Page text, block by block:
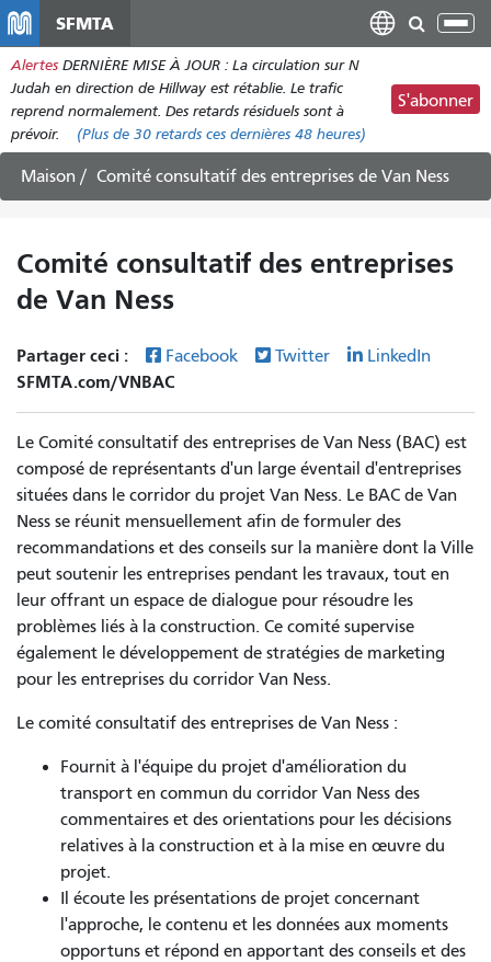
contenu
principal
SFMTA
Alertes DERNIÈRE MISE À JOUR : La circulation sur N
Judah en direction de Hillway est rétablie. Le trafic
reprend normalement. Des retards résiduels sont à
prévoir.
(Plus de 30 retards ces dernières 48 heures)
S'abonner
Maison Comité consultatif des entreprises de Van Ness
Comité consultatif des entreprises
de Van Ness
Partager ceci : Facebook Twitter LinkedIn
SFMTA.com/VNBAC
Le Comité consultatif des entreprises de Van Ness (BAC) est
composé de représentants d'un large éventail d'entreprises
situées dans le corridor du projet Van Ness. Le BAC de Van
Ness se réunit mensuellement afin de formuler des
recommandations et des conseils sur la manière dont la Ville
peut soutenir les entreprises pendant les travaux, tout en
leur offrant un espace de dialogue pour résoudre les
problèmes liés à la construction. Ce comité supervise
également le développement de stratégies de marketing
pour les entreprises du corridor Van Ness.
Le comité consultatif des entreprises de Van Ness :
Fournit à l'équipe du projet d'amélioration du
transport en commun du corridor Van Ness des
commentaires et des orientations pour les décisions
relatives à la construction et à la mise en œuvre du
projet.
Il écoute les présentations de projet concernant
l'approche, le contenu et les données aux moments
opportuns et répond en apportant des conseils et des